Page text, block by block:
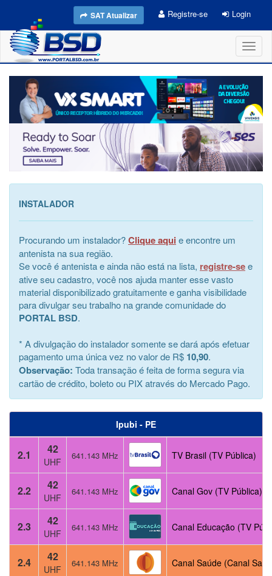
SAT Atualizar Registre-se Login
INSTALADOR
Procurando um instalador?Clique aqui e encontre um
antenista na sua região.
Se você é antenista e ainda não está na lista, registre-see
ative seu cadastro, você nos ajuda manter esse vasto
material disponibilizado gratuitamente e ganha visibilidade
para divulgar seu trabalho na grande comunidade do
PORTAL BSD.
* A divulgação do instalador somente se dará após efetuar
pagamento uma única vez no valor de R$ 10,90.
Observação: Toda transação é feita de forma segura via
cartão de crédito, boleto ou PIX através do Mercado Pago.
Ipubi - PE
2.1 42
UHF
641.143 MHz TV Brasil (TV Pública)
2.2 42
UHF
641.143 MHz Canal Gov (TV Pública)
2.3 42
UHF
641.143 MHz Canal Educação (TV
2.4 42
UHF
641.143 MHz Canal Saúde (Canal